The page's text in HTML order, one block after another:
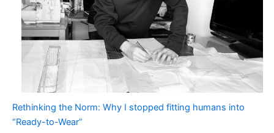
Rethinking the Norm: Why I stopped fitting humans into
“Ready-to-Wear”